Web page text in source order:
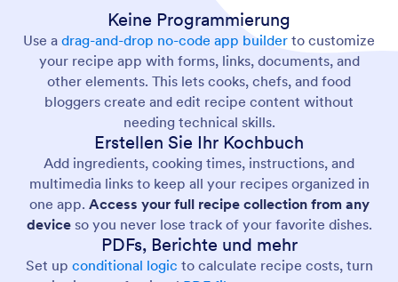
Keine Programmierung
Use a drag-and-drop no-code app builder to customize
your recipe app with forms, links, documents, and
other elements. This lets cooks, chefs, and food
bloggers create and edit recipe content without
needing technical skills.
Erstellen Sie Ihr Kochbuch
Add ingredients, cooking times, instructions, and
multimedia links to keep all your recipes organized in
one app. Access your full recipe collection from any
deviceso you never lose track of your favorite dishes.
PDFs, Berichte und mehr
Set up conditional logic to calculate recipe costs, turn